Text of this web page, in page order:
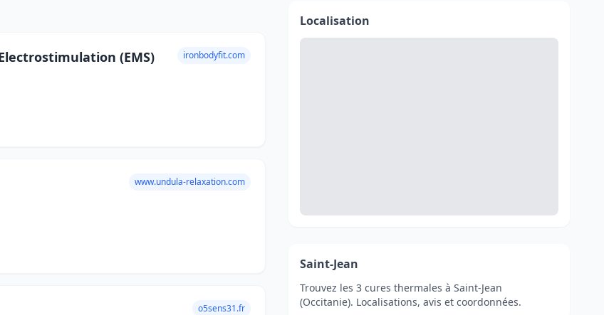
(EMS) ironbodyfit.com
www.undula-relaxation.com
o5sens31.fr
Localisation
Saint-Jean
Trouvez les 3 cures thermales à Saint-Jean
(Occitanie). Localisations, avis et coordonnées.